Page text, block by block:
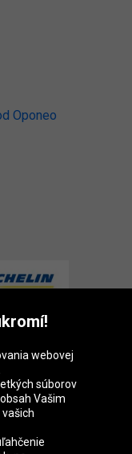
Oponeo
webovej
súborov
Vašim